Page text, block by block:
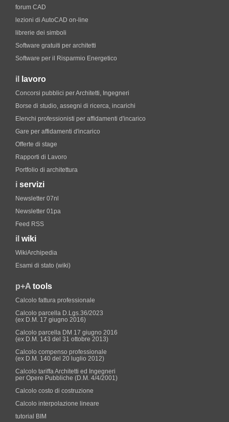
forum CAD
lezioni di AutoCAD on-line
librerie dei simboli
Software gratuiti per architetti
Software per il Risparmio Energetico
il lavoro
Concorsi pubblici per Architetti, Ingegneri
Borse di studio, assegni di ricerca, incarichi
Elenchi professionisti per affidamenti d'incarico
Gare per affidamenti d'incarico
Offerte di stage
Rapporti di Lavoro
Portfolio di architettura
i servizi
Newsletter 07nl
Newsletter 01pa
Feed RSS
il wiki
WikiArchipedia
Esami di stato (wiki)
p+A tools
Calcolo fattura professionale
Calcolo parcella D.Lgs.36/2023
(ex D.M. 17 giugno 2016)
Calcolo parcella DM 17 giugno 2016
(ex D.M. 143 del 31 ottobre 2013)
Calcolo compenso professionale
(ex D.M. 140 del 20 luglio 2012)
Calcolo tariffa Architetti ed Ingegneri
per Opere Pubbliche (D.M. 4/4/2001)
Calcolo costo di costruzione
Calcolo interpolazione lineare
tutorial BIM